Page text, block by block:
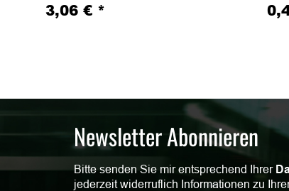
3,06 € *
Newsletter Abonnieren
Bitte senden Sie mir entsprechend Ihrer
jederzeit widerruflich Informationen zu